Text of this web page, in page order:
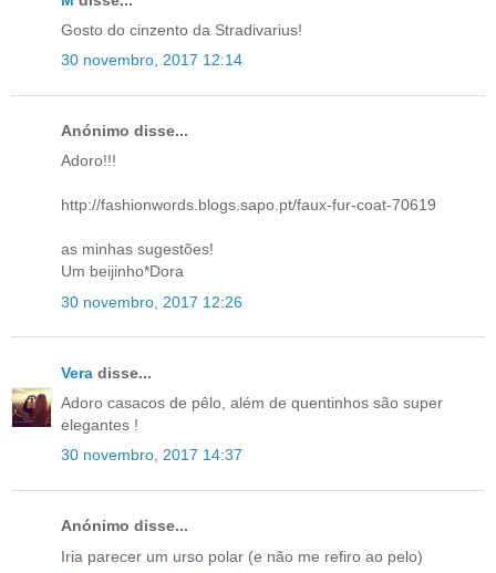
Gosto do cinzento da Stradivarius!
30 novembro, 2017 12:14
Anónimo disse...
Adoro!!!
http://fashionwords.blogs.sapo.pt/faux-fur-coat-70619
as minhas sugestões!
Um beijinho*Dora
30 novembro, 2017 12:26
Vera disse...
Adoro casacos de pêlo, além de quentinhos são super
elegantes !
30 novembro, 2017 14:37
Anónimo disse...
Iria parecer um urso polar (e não me refiro ao pelo)